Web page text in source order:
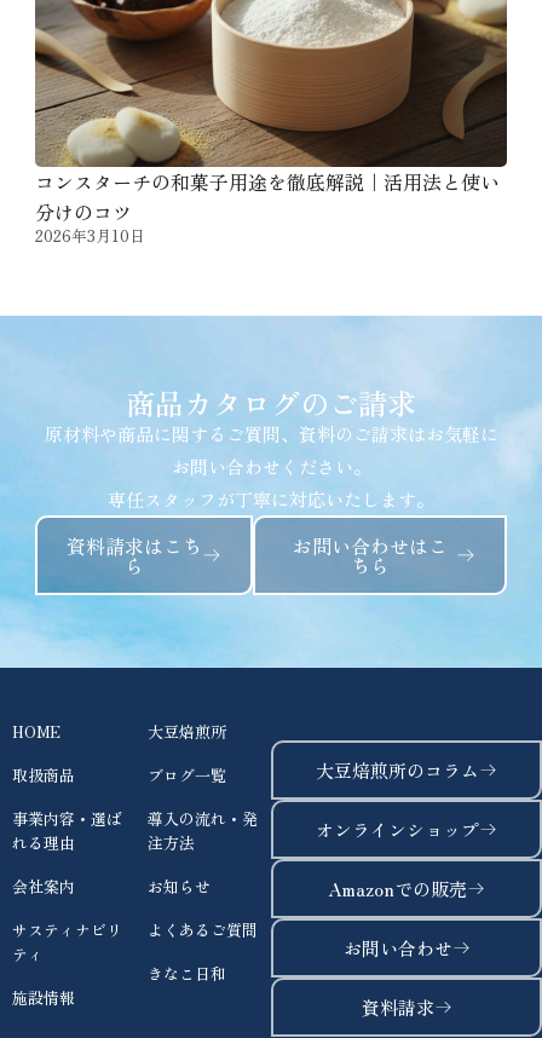
コンスターチの和菓子用途を徹底解説｜活用法と使い
分けのコツ
2026年3月10日
商品カタログのご請求
原材料や商品に関するご質問、資料のご請求はお気軽に
お問い合わせください。
専任スタッフが丁寧に対応いたします。
資料請求はこち
ら
お問い合わせはこ
ちら
HOME
取扱商品
事業内容・選ば
れる理由
会社案内
サスティナビリ
ティ
施設情報
大豆焙煎所
ブログ一覧
導入の流れ・発
注方法
お知らせ
よくあるご質問
きなこ日和
大豆焙煎所のコラム
オンラインショップ
Amazonでの販売
お問い合わせ
資料請求